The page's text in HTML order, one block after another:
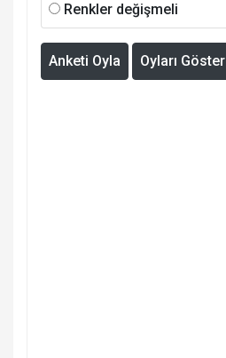
Renkler değişmeli
Anketi Oyla Oyları Göster